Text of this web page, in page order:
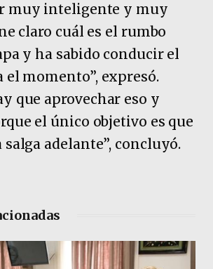
muy inteligente y muy
claro cuál es el rumbo
y ha sabido conducir el
el momento”, expresó.
que aprovechar eso y
el único objetivo es que
adelante”, concluyó.